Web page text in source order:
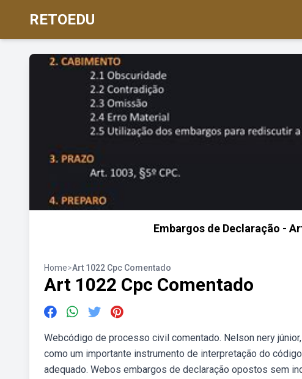
RETOEDU
Embargos de Declaração -
Home>Art 1022 Cpc Comentado
Art 1022 Cpc Comentado
Webcódigo de processo civil comentado. Nelson nery
como um importante instrumento de interpretação do
adequado. Webos embargos de declaração opostos sem